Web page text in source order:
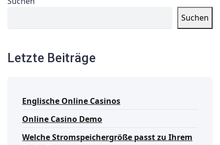
Suchen
Letzte Beiträge
Englische Online Casinos
Online Casino Demo
Welche Stromspeichergröße passt zu Ihrem